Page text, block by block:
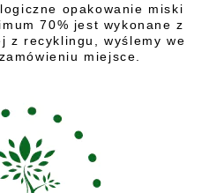
opakowanie miski
70% jest wykonane z
z recyklingu, wyślemy we
miejsce.